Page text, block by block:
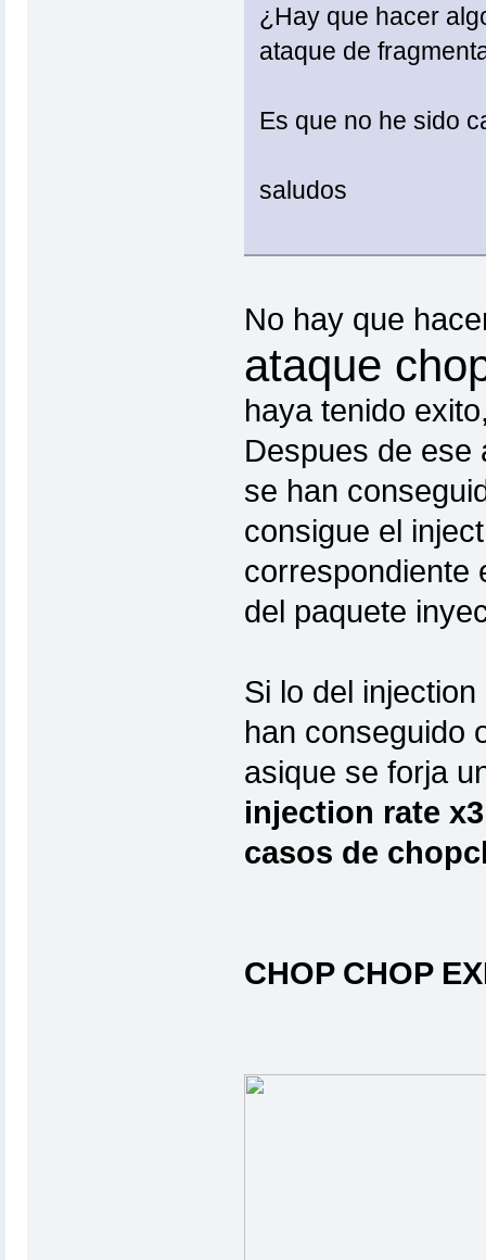
¿Hay que hacer
ataque de
Es que no he sido
saludos
No hay que
ataque
haya tenido
Despues de ese
se han
consigue el
correspondiente
del paquete
Si lo del
han conseguido
asique se forja
injection rate
casos de
CHOP CHOP